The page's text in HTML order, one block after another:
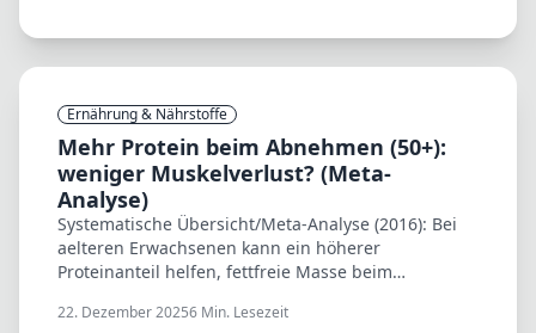
Ernährung & Nährstoffe
Mehr Protein beim Abnehmen (50+):
weniger Muskelverlust? (Meta-
Analyse)
Systematische Übersicht/Meta-Analyse (2016): Bei
aelteren Erwachsenen kann ein höherer
Proteinanteil helfen, fettfreie Masse beim
22. Dezember 20256 Min. Lesezeit